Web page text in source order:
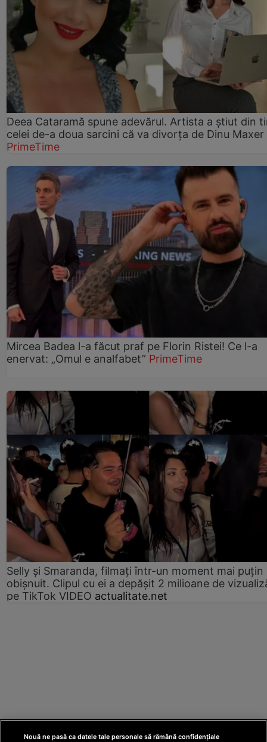
Deea Cataramă spune adevărul. Artista a știut din
celei de-a doua sarcini că va divorța de Dinu Maxer
PrimeTime
Mircea Badea l-a făcut praf pe Florin Ristei! Ce l-a
enervat: „Omul e analfabet” PrimeTime
Selly și Smaranda, filmați într-un moment mai puțin
obișnuit. Clipul cu ei a depășit 2 milioane de
pe TikTok VIDEO actualitate.net
Nouă ne pasă ca datele tale personale să rămână confidențiale